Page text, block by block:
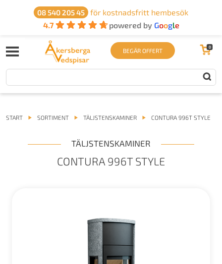
08 540 205 45
för kostnadsfritt hembesök
4.7
powered by Google
BEGÄR OFFERT 0
START SORTIMENT TÄLJSTENSKAMINER CONTURA 996T STYLE
TÄLJSTENSKAMINER
CONTURA 996T STYLE